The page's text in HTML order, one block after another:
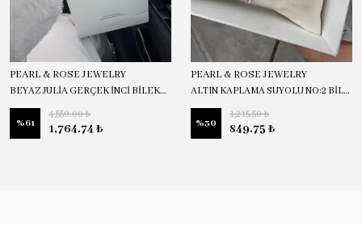
PEARL & ROSE JEWELRY
BEYAZ JULİA GERÇEK İNCİ BİLEKLİK
%61
4,550.00 ₺
1,764.74 ₺
PEARL & ROSE JEWELRY
ALTIN KAPLAMA SUYOLU NO:2 BİLEKLİK
%30
1,215.50 ₺
849.75 ₺